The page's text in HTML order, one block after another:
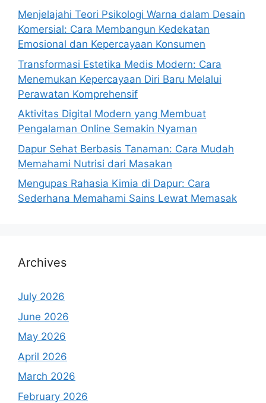
Menjelajahi Teori Psikologi Warna dalam Desain
Komersial: Cara Membangun Kedekatan
Emosional dan Kepercayaan Konsumen
Transformasi Estetika Medis Modern: Cara
Menemukan Kepercayaan Diri Baru Melalui
Perawatan Komprehensif
Aktivitas Digital Modern yang Membuat
Pengalaman Online Semakin Nyaman
Dapur Sehat Berbasis Tanaman: Cara Mudah
Memahami Nutrisi dari Masakan
Mengupas Rahasia Kimia di Dapur: Cara
Sederhana Memahami Sains Lewat Memasak
Archives
July 2026
June 2026
May 2026
April 2026
March 2026
February 2026